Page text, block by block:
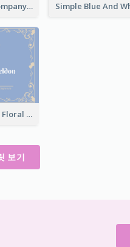
Blue And Orange Company Triangles With Badge Certificate
Elegant Pastel Tone Floral Certificate Design
보기